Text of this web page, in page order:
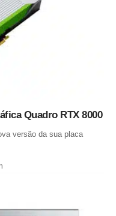
Quadro RTX 8000
versão da sua placa